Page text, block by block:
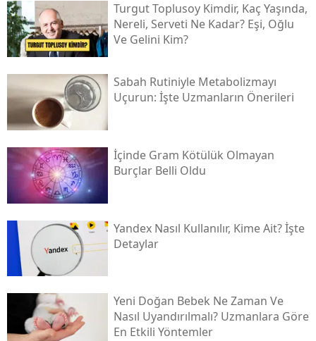
Turgut Toplusoy Kimdir, Kaç Yaşında,
Nereli, Serveti Ne Kadar? Eşi, Oğlu
Ve Gelini Kim?
Sabah Rutiniyle Metabolizmayı
Uçurun: İşte Uzmanların Önerileri
İçinde Gram Kötülük Olmayan
Burçlar Belli Oldu
Yandex Nasıl Kullanılır, Kime Ait? İşte
Detaylar
Yeni Doğan Bebek Ne Zaman Ve
Nasıl Uyandırılmalı? Uzmanlara Göre
En Etkili Yöntemler